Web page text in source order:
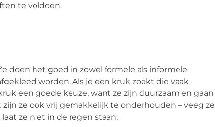
te voldoen.
doen het goed in zowel formele als informele
worden. Als je een kruk zoekt die vaak
een goede keuze, want ze zijn duurzaam en gaan
ze ook vrij gemakkelijk te onderhouden – veeg ze
ze niet in de regen staan.